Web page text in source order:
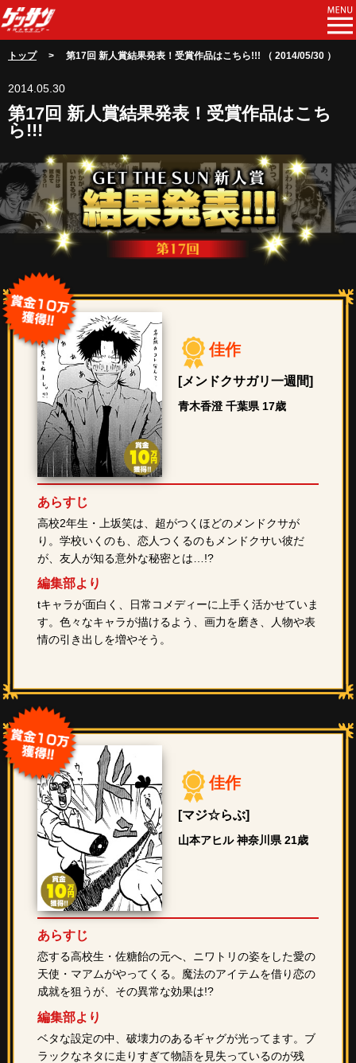
トップ> 第17回 新人賞結果発表！受賞作品はこちら!!! （ 2014/05/30 ）
2014.05.30
第17回 新人賞結果発表！受賞作品はこち
ら!!!
佳作
[メンドクサガリ一週間]
青木香澄 千葉県 17歳
あらすじ
高校2年生・上坂笑は、超がつくほどのメンドクサが
り。学校いくのも、恋人つくるのもメンドクサい彼だ
が、友人が知る意外な秘密とは…!?
編集部より
tキャラが面白く、日常コメディーに上手く活かせていま
す。色々なキャラが描けるよう、画力を磨き、人物や表
情の引き出しを増やそう。
佳作
[マジ☆らぶ]
山本アヒル 神奈川県 21歳
あらすじ
恋する高校生・佐糖飴の元へ、ニワトリの姿をした愛の
天使・マアムがやってくる。魔法のアイテムを借り恋の
成就を狙うが、その異常な効果は!?
編集部より
ベタな設定の中、破壊力のあるギャグが光ってます。ブ
ラックなネタに走りすぎて物語を見失っているのが残